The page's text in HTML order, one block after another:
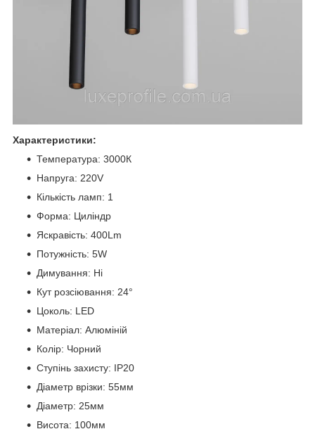
Характеристики:
Температура: 3000К
Напруга: 220V
Кількість ламп: 1
Форма: Циліндр
Яскравість: 400Lm
Потужність: 5W
Димування: Ні
Кут розсіювання: 24°
Цоколь: LED
Матеріал: Алюміній
Колір: Чорний
Ступінь захисту: IP20
Діаметр врізки: 55мм
Діаметр: 25мм
Висота: 100мм